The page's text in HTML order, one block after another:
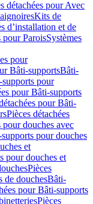
détachées pour Avec
Kits de
d’installation et de
pour ParoisSystèmes
pour
Bâti-supportsBâti-
supports pour
pour Bâti-supports
pour Bâti-
Pièces détachées
douches avec
pour douches
et
pour douches et
Pièces
de douchesBâti-
pour Bâti-supports
Pièces